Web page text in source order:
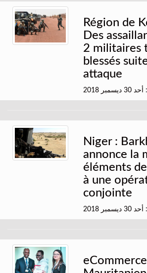
Région de
Des
2 militaires
blessés
attaque
2018
Niger :
annonce la
éléments
à une
conjointe
2018